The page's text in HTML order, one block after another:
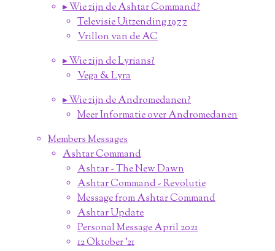
▸ Wie zijn de Ashtar Command?
Televisie Uitzending 1977
Vrillon van de AC
▸ Wie zijn de Lyrians?
Vega & Lyra
▸ Wie zijn de Andromedanen?
Meer Informatie over Andromedanen
Members Messages
Ashtar Command
Ashtar - The New Dawn
Ashtar Command - Revolutie
Message from Ashtar Command
Ashtar Update
Personal Message April 2021
12 Oktober '21